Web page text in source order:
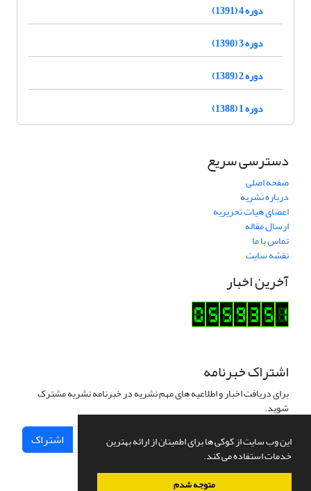
این وب سایت از کوکی ها برای اطمینان از ارائه بهترین
خدمات استفاده می کند.
متوجه شدم
دوره 4 (1391)
دوره 3 (1390)
دوره 2 (1389)
دوره 1 (1388)
دسترسی سریع
صفحه اصلی
درباره نشریه
اعضای هیات تحریریه
ارسال مقاله
تماس با ما
نقشه سایت
آخرین اخبار
اشتراک خبرنامه
برای دریافت اخبار و اطلاعیه های مهم نشریه در خبرنامه نشریه مشترک
شوید.
اشتراک